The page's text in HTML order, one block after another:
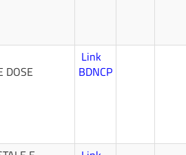
DOSE
Link
BDNCP